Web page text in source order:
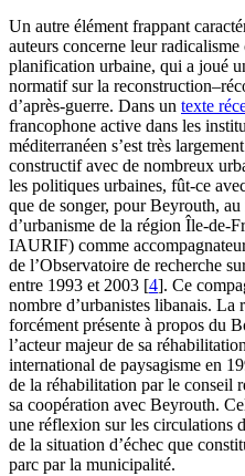
Un autre élément frappant
auteurs concerne leur
planification urbaine, qui a joué
normatif sur la
d’après-guerre. Dans un texte
francophone active dans les
méditerranéen s’est très
constructif avec de nombreux
les politiques urbaines, fût-ce
que de songer, pour Beyrouth,
d’urbanisme de la région Île-de-
IAURIF) comme
de l’Observatoire de recherche
entre 1993 et 2003 [4]. Ce
nombre d’urbanistes libanais. La
forcément présente à propos du
l’acteur majeur de sa
international de paysagisme en
de la réhabilitation par le conseil
sa coopération avec Beyrouth.
une réflexion sur les circulations
de la situation d’échec que
parc par la municipalité.